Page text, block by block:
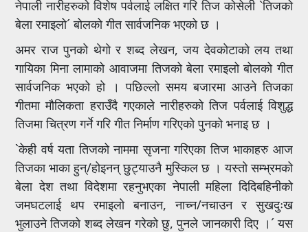
नेपाली नारीहरुको विशेष पर्वलाई लक्षित गरि तिज कोसेली `तिजको
बेला रमाइलो´ बोलको गीत सार्वजनिक भएको छ ।
अमर राज पुनको थेगो र शब्द लेखन, जय देवकोटाको लय तथा
गायिका मिना लामाको आवाजमा तिजको बेला रमाइलो बोलको गीत
सार्वजनिक भएको हो । पछिल्लो समय बजारमा आउने तिजका
गीतमा मौलिकता हराउँदै गएकाले नारीहरुको तिज पर्वलाई विशुद्ध
तिजमा चित्रण गर्ने गरि गीत निर्माण गरिएको पुनको भनाइ छ ।
`केही वर्ष यता तिजको नाममा सृजना गरिएका तिज भाकाहरु आज
तिजका भाका हुन्/होइनन् छुट्याउनै मुस्किल छ । यस्तो सम्भ्रमको
बेला देश तथा विदेशमा रहनुभएका नेपाली महिला दिदिबहिनीको
जमघटलाई थप रमाइलो बनाउन, नाच्न/नचाउन र सुखदुःख
भुलाउने तिजको शब्द लेखन गरेको छु, पुनले जानकारी दिए ।´ यस